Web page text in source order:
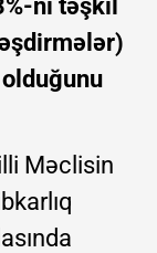
ni təşkil
Məclisin